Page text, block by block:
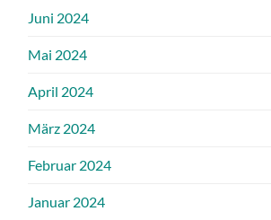
Juni 2024
Mai 2024
April 2024
März 2024
Februar 2024
Januar 2024